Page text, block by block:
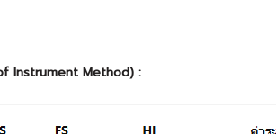
Instrument Method) :